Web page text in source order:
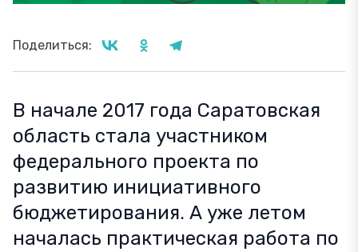
Поделиться:
В начале 2017 года Саратовская
область стала участником
федерального проекта по
развитию инициативного
бюджетирования. А уже летом
началась практическая работа по